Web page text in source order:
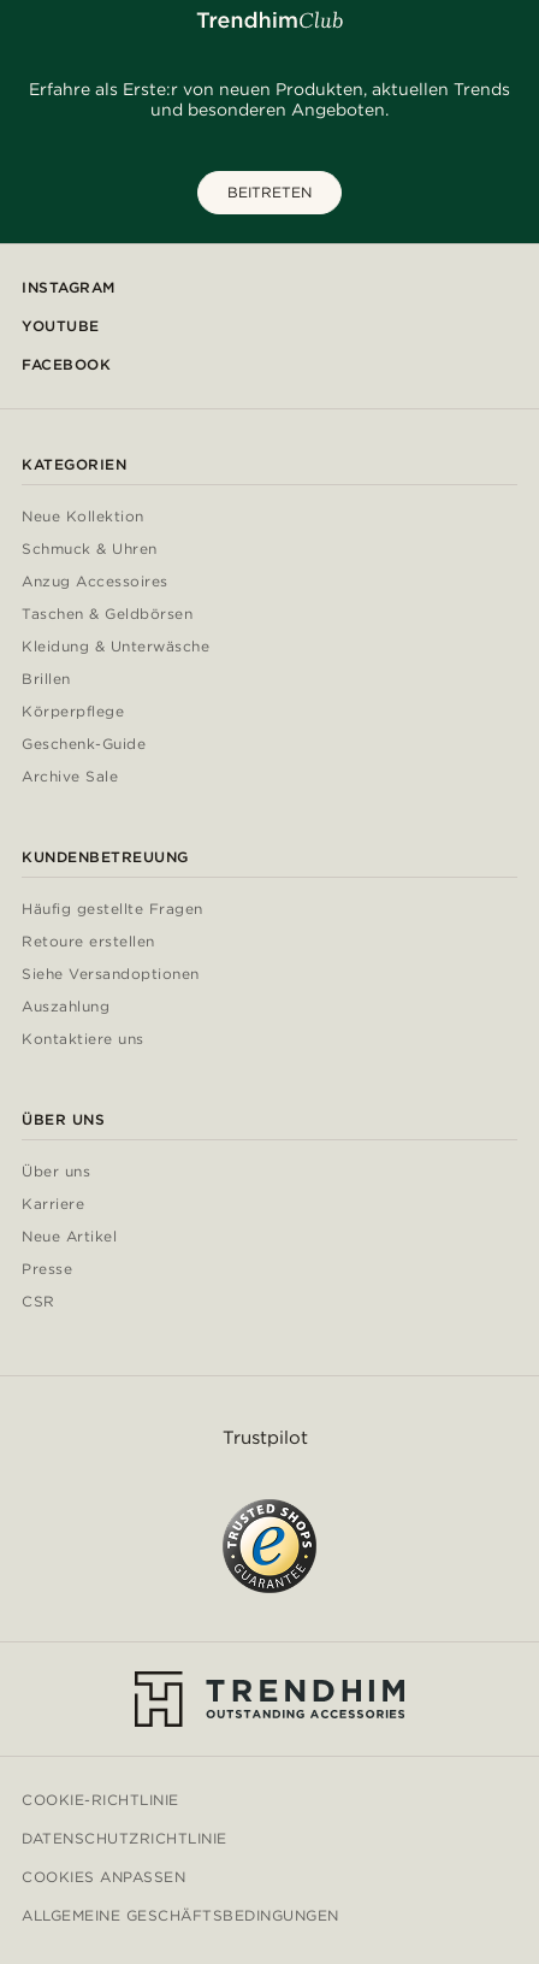
Erfahre als Erste:r von neuen Produkten, aktuellen Trends
und besonderen Angeboten.
BEITRETEN
INSTAGRAM
YOUTUBE
FACEBOOK
KATEGORIEN
Neue Kollektion
Schmuck & Uhren
Anzug Accessoires
Taschen & Geldbörsen
Kleidung & Unterwäsche
Brillen
Körperpflege
Geschenk-Guide
Archive Sale
KUNDENBETREUUNG
Häufig gestellte Fragen
Retoure erstellen
Siehe Versandoptionen
Auszahlung
Kontaktiere uns
ÜBER UNS
Über uns
Karriere
Neue Artikel
Presse
CSR
Trustpilot
COOKIE-RICHTLINIE
DATENSCHUTZRICHTLINIE
COOKIES ANPASSEN
ALLGEMEINE GESCHÄFTSBEDINGUNGEN